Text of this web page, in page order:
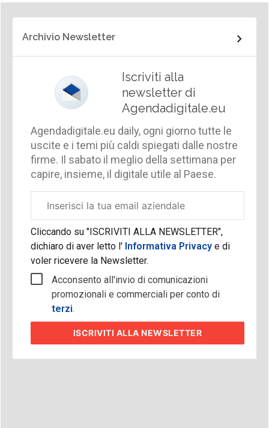
Archivio Newsletter
Iscriviti alla
newsletter di
Agendadigitale.eu
Agendadigitale.eu daily, ogni giorno tutte le
uscite e i temi più caldi spiegati dalle nostre
firme. Il sabato il meglio della settimana per
capire, insieme, il digitale utile al Paese.
aziendale
Cliccando su "ISCRIVITI ALLA NEWSLETTER",
dichiaro di aver letto l'Informativa Privacy e di
voler ricevere la Newsletter.
Acconsento all'invio di comunicazioni
promozionali e commerciali per conto di
terzi.
ISCRIVITI ALLA NEWSLETTER